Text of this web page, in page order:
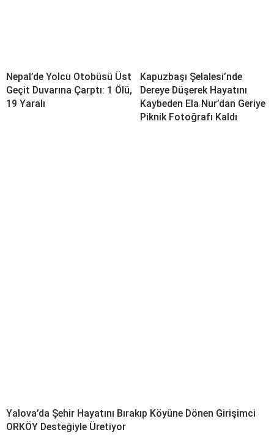
Nepal’de Yolcu Otobüsü Üst
Geçit Duvarına Çarptı: 1 Ölü,
19 Yaralı
Kapuzbaşı Şelalesi’nde
Dereye Düşerek Hayatını
Kaybeden Ela Nur’dan Geriye
Piknik Fotoğrafı Kaldı
Yalova’da Şehir Hayatını Bırakıp Köyüne Dönen Girişimci
ORKÖY Desteğiyle Üretiyor